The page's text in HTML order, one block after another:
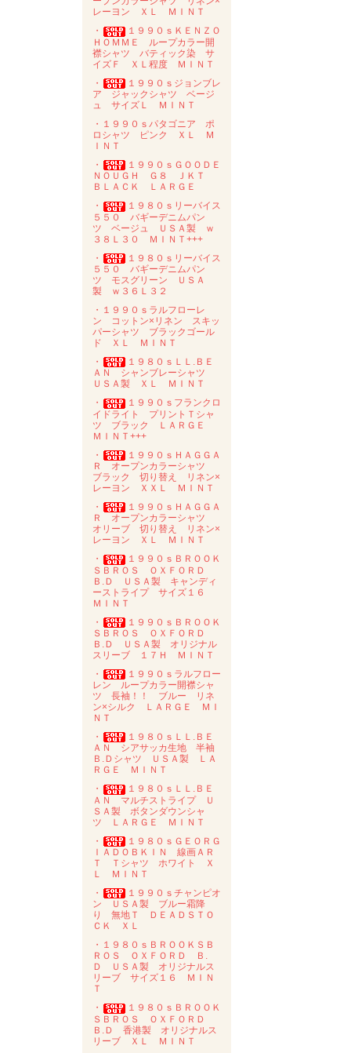
レーヨン ＸＬ ＭＩＮＴ
・
１９９０ｓＫＥＮＺＯ
ＨＯＭＭＥ ループカラー開
襟シャツ バティック染 サ
イズＦ ＸＬ程度 ＭＩＮＴ
・
１９９０ｓジョンブレ
ア ジャックシャツ ベージ
ュ サイズＬ ＭＩＮＴ
・１９９０ｓパタゴニア ポ
ロシャツ ピンク ＸＬ Ｍ
ＩＮＴ
・
１９９０ｓＧＯＯＤＥ
ＮＯＵＧＨ Ｇ８ ＪＫＴ
ＢＬＡＣＫ ＬＡＲＧＥ
・
１９８０ｓリーバイス
５５０ バギーデニムパン
ツ ベージュ ＵＳＡ製 ｗ
３８Ｌ３０ ＭＩＮＴ+++
・
１９８０ｓリーバイス
５５０ バギーデニムパン
ツ モスグリーン ＵＳＡ
製 ｗ３６Ｌ３２
・１９９０ｓラルフローレ
ン コットン×リネン スキッ
パーシャツ ブラックゴール
ド ＸＬ ＭＩＮＴ
・
１９８０ｓＬＬ.ＢＥ
ＡＮ シャンブレーシャツ
ＵＳＡ製 ＸＬ ＭＩＮＴ
・
１９９０ｓフランクロ
イドライト プリントＴシャ
ツ ブラック ＬＡＲＧＥ
ＭＩＮＴ+++
・
１９９０ｓＨＡＧＧＡ
Ｒ オープンカラーシャツ
ブラック 切り替え リネン×
レーヨン ＸＸＬ ＭＩＮＴ
・
１９９０ｓＨＡＧＧＡ
Ｒ オープンカラーシャツ
オリーブ 切り替え リネン×
レーヨン ＸＬ ＭＩＮＴ
・
１９９０ｓＢＲＯＯＫ
ＳＢＲＯＳ ＯＸＦＯＲＤ
Ｂ.Ｄ ＵＳＡ製 キャンディ
ーストライプ サイズ１６
ＭＩＮＴ
・
１９９０ｓＢＲＯＯＫ
ＳＢＲＯＳ ＯＸＦＯＲＤ
Ｂ.Ｄ ＵＳＡ製 オリジナル
スリーブ １７Ｈ ＭＩＮＴ
・
１９９０ｓラルフロー
レン ループカラー開襟シャ
ツ 長袖！！ ブルー リネ
ン×シルク ＬＡＲＧＥ ＭＩ
ＮＴ
・
１９８０ｓＬＬ.ＢＥ
ＡＮ シアサッカ生地 半袖
Ｂ.Ｄシャツ ＵＳＡ製 ＬＡ
ＲＧＥ ＭＩＮＴ
・
１９８０ｓＬＬ.ＢＥ
ＡＮ マルチストライプ Ｕ
ＳＡ製 ボタンダウンシャ
ツ ＬＡＲＧＥ ＭＩＮＴ
・
１９８０ｓＧＥＯＲＧ
ＩＡＤＯＢＫＩＮ 線画ＡＲ
Ｔ Ｔシャツ ホワイト Ｘ
Ｌ ＭＩＮＴ
・
１９９０ｓチャンピオ
ン ＵＳＡ製 ブルー霜降
り 無地Ｔ ＤＥＡＤＳＴＯ
ＣＫ ＸＬ
・１９８０ｓＢＲＯＯＫＳＢ
ＲＯＳ ＯＸＦＯＲＤ Ｂ.
Ｄ ＵＳＡ製 オリジナルス
リーブ サイズ１６ ＭＩＮ
Ｔ
・
１９８０ｓＢＲＯＯＫ
ＳＢＲＯＳ ＯＸＦＯＲＤ
Ｂ.Ｄ 香港製 オリジナルス
リーブ ＸＬ ＭＩＮＴ